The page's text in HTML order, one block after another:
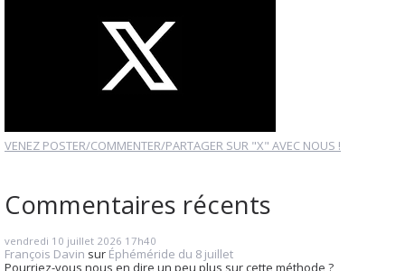
VENEZ POSTER/COMMENTER/PARTAGER SUR "X" AVEC NOUS !
Commentaires récents
vendredi 10 juillet 2026 17h40
François Davin sur Éphéméride du 8 juillet
Pourriez-vous nous en dire un peu plus sur cette méthode ?